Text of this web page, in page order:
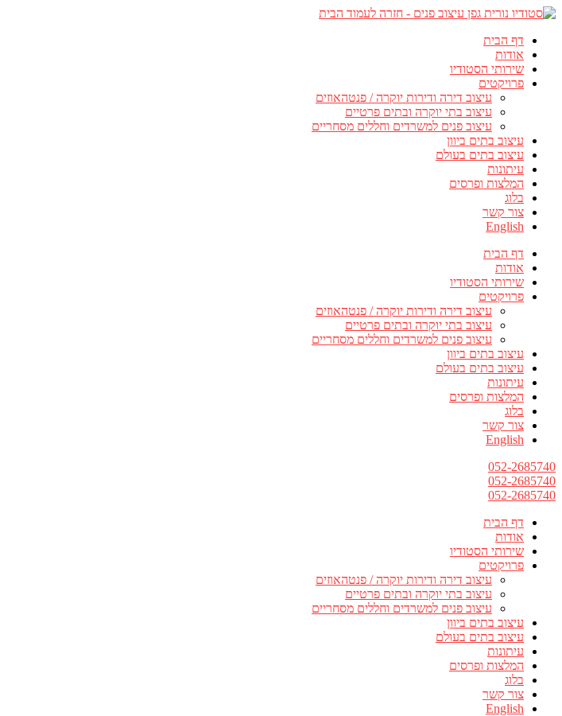
דף הבית
אודות
שירותי הסטודיו
פרויקטים
עיצוב דירה ודירות יוקרה / פנטהאוזים
עיצוב בתי יוקרה ובתים פרטיים
עיצוב פנים למשרדים וחללים מסחריים
עיצוב בתים ביוון
עיצוב בתים בעולם
עיתונות
המלצות ופרסים
בלוג
צור קשר
English
דף הבית
אודות
שירותי הסטודיו
פרויקטים
עיצוב דירה ודירות יוקרה / פנטהאוזים
עיצוב בתי יוקרה ובתים פרטיים
עיצוב פנים למשרדים וחללים מסחריים
עיצוב בתים ביוון
עיצוב בתים בעולם
עיתונות
המלצות ופרסים
בלוג
צור קשר
English
052-2685740
052-2685740
052-2685740
דף הבית
אודות
שירותי הסטודיו
פרויקטים
עיצוב דירה ודירות יוקרה / פנטהאוזים
עיצוב בתי יוקרה ובתים פרטיים
עיצוב פנים למשרדים וחללים מסחריים
עיצוב בתים ביוון
עיצוב בתים בעולם
עיתונות
המלצות ופרסים
בלוג
צור קשר
English